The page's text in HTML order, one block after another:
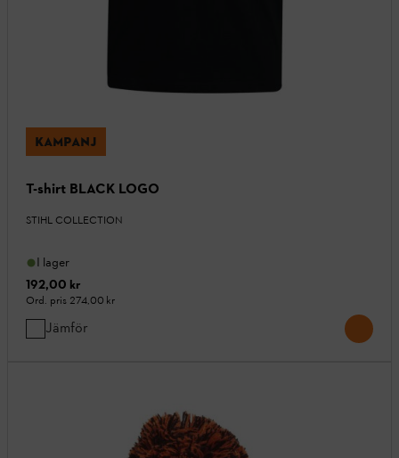
KAMPANJ
T-shirt BLACK LOGO
STIHL COLLECTION
I lager
192,00 kr
Ord. pris 274,00 kr
Jämför